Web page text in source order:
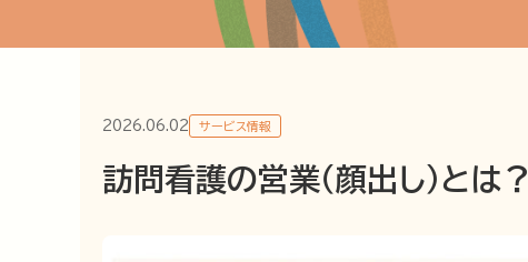
2026.06.02 サービス情報
訪問看護の営業（顔出し）とは？